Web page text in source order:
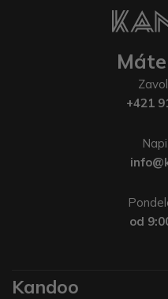
+421
od
Kandoo